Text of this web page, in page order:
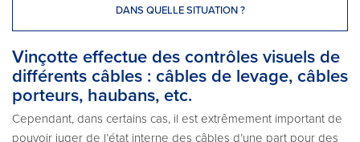
DANS QUELLE SITUATION ?
Vinçotte effectue des contrôles visuels de
différents câbles : câbles de levage, câbles
porteurs, haubans, etc.
Cependant, dans certains cas, il est extrêmement important de
pouvoir juger de l’état interne des câbles d’une part pour des